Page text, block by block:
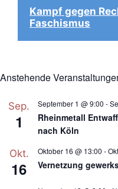
Kampf gegen
Faschismus
Anstehende
Sep.
1
September 1 @ 9:00 -
Rheinmetall
nach Köln
Okt.
16
Oktober 16 @ 13:00 -
Vernetzung